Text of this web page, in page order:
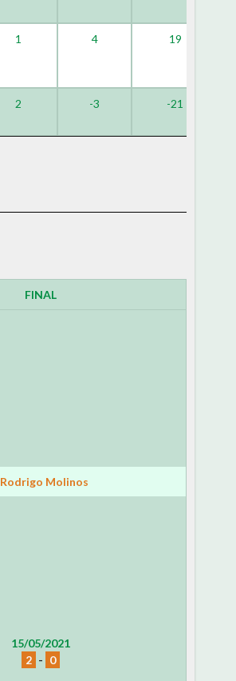
1 4 19
2 -3 -21
FINAL
Rodrigo Molinos
15/05/2021
2 - 0